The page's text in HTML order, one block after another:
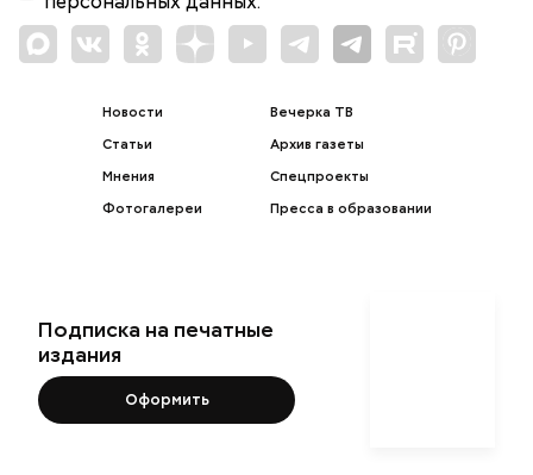
Новости
Статьи
Мнения
Фотогалереи
Вечерка ТВ
Архив газеты
Спецпроекты
Пресса в образовании
Подписка на печатные
издания
Оформить